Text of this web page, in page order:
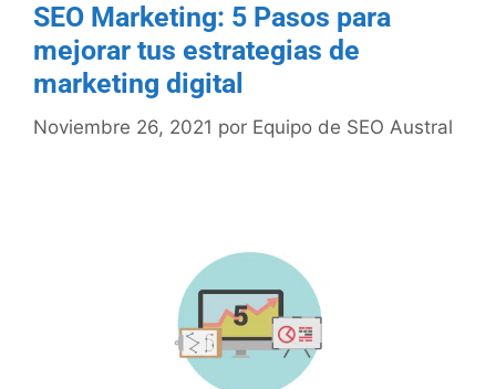
SEO Marketing: 5 Pasos para
mejorar tus estrategias de
marketing digital
Noviembre 26, 2021 por Equipo de SEO Austral